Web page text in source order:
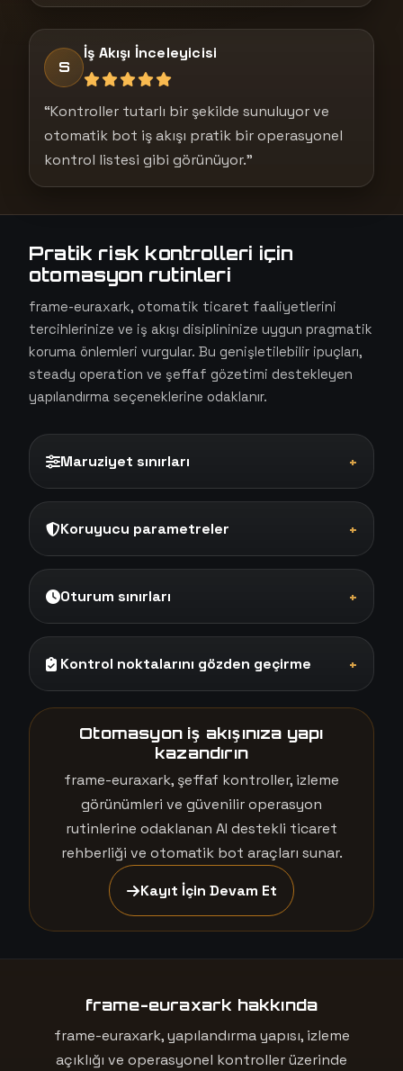
S
İş Akışı İnceleyicisi
“Kontroller tutarlı bir şekilde sunuluyor ve
otomatik bot iş akışı pratik bir operasyonel
kontrol listesi gibi görünüyor.”
Pratik risk kontrolleri için
otomasyon rutinleri
frame-euraxark, otomatik ticaret faaliyetlerini
tercihlerinize ve iş akışı disiplininize uygun pragmatik
koruma önlemleri vurgular. Bu genişletilebilir ipuçları,
steady operation ve şeffaf gözetimi destekleyen
yapılandırma seçeneklerine odaklanır.
Maruziyet sınırları +
Koruyucu parametreler +
Oturum sınırları +
Kontrol noktalarını gözden geçirme +
Otomasyon iş akışınıza yapı
kazandırın
frame-euraxark, şeffaf kontroller, izleme
görünümleri ve güvenilir operasyon
rutinlerine odaklanan AI destekli ticaret
rehberliği ve otomatik bot araçları sunar.
Kayıt İçin Devam Et
frame-euraxark hakkında
frame-euraxark, yapılandırma yapısı, izleme
açıklığı ve operasyonel kontroller üzerinde